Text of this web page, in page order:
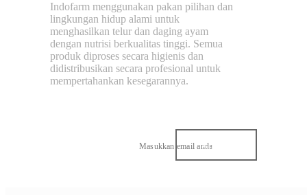
Indofarm menggunakan pakan pilihan dan
lingkungan hidup alami untuk
menghasilkan telur dan daging ayam
dengan nutrisi berkualitas tinggi. Semua
produk diproses secara higienis dan
didistribusikan secara profesional untuk
mempertahankan kesegarannya.
Submit